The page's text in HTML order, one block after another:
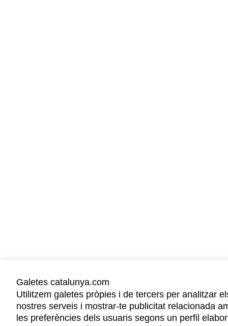
Galetes catalunya.com
Utilitzem galetes pròpies i de tercers per analitzar
nostres serveis i mostrar-te publicitat relacionada
les preferències dels usuaris segons un perfil